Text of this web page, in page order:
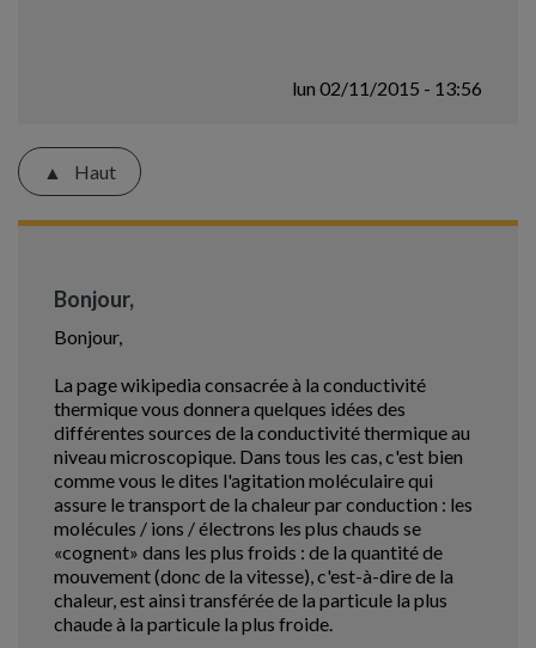
lun 02/11/2015 - 13:56
Haut
Bonjour,
Bonjour,
La page wikipedia consacrée à la conductivité
thermique vous donnera quelques idées des
différentes sources de la conductivité thermique au
niveau microscopique. Dans tous les cas, c'est bien
comme vous le dites l'agitation moléculaire qui
assure le transport de la chaleur par conduction : les
molécules / ions / électrons les plus chauds se
«cognent» dans les plus froids : de la quantité de
mouvement (donc de la vitesse), c'est-à-dire de la
chaleur, est ainsi transférée de la particule la plus
chaude à la particule la plus froide.